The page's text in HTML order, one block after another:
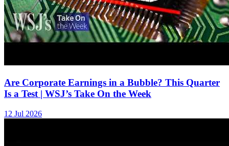
Are Corporate Earnings in a Bubble? This Quarter
Is a Test | WSJ’s Take On the Week
12 Jul 2026